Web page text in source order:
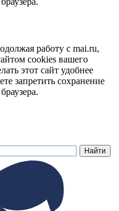
работу с mai.ru,
cookies вашего
этот сайт удобнее
запретить сохранение